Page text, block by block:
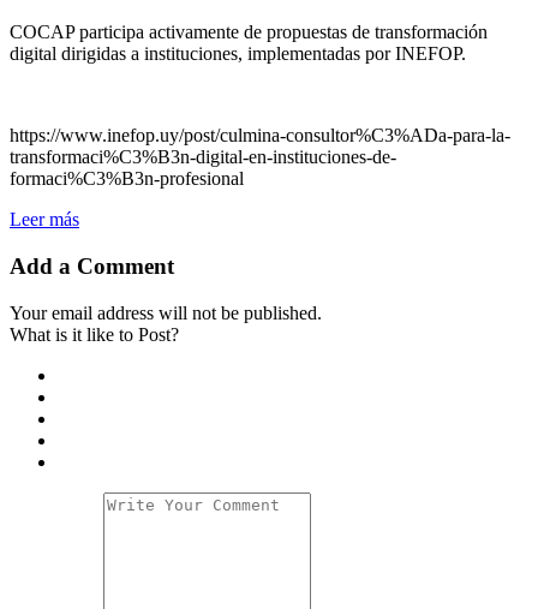
COCAP participa activamente de propuestas de transformación
digital dirigidas a instituciones, implementadas por INEFOP.
https://www.inefop.uy/post/culmina-consultor%C3%ADa-para-la-
transformaci%C3%B3n-digital-en-instituciones-de-
formaci%C3%B3n-profesional
Leer más
Add a Comment
Your email address will not be published.
What is it like to Post?